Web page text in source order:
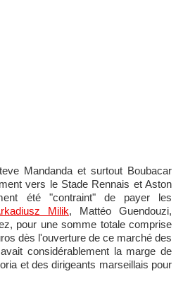
vers le Stade Rennais et Aston
été "contraint" de payer les
Milik, Mattéo Guendouzi,
pour une somme totale comprise
dès l'ouverture de ce marché des
considérablement la marge de
et des dirigeants marseillais pour